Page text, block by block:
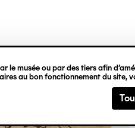
le musée ou par des tiers afin
au bon fonctionnement du site,